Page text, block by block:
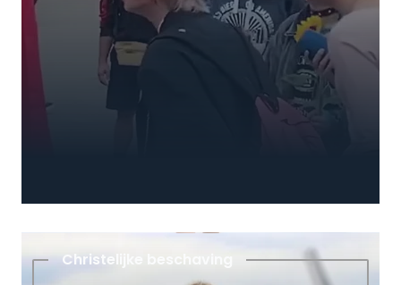
Christelijke beschaving